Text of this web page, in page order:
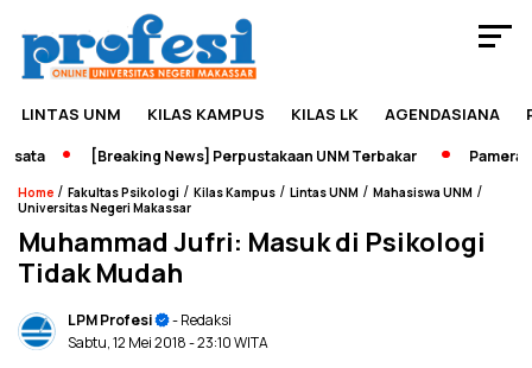
LINTAS UNM KILAS KAMPUS KILAS LK AGENDASIANA
[Breaking News] Perpustakaan UNM Terbakar Pameran
Home / Fakultas Psikologi / Kilas Kampus / Lintas UNM / Mahasiswa UNM /
Universitas Negeri Makassar
Muhammad Jufri: Masuk di Psikologi
Tidak Mudah
LPM Profesi
- Redaksi
Sabtu, 12 Mei 2018- 23:10 WITA